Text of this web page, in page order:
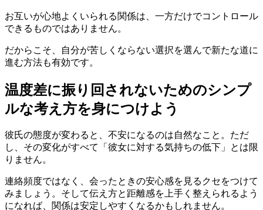
お互いが心地よくいられる関係は、一方だけでコントロール
できるものではありません。
だからこそ、自分が苦しくならない選択を選んで新たな道に
進む方法も有効です。
温度差に振り回されないためのシンプ
ルな考え方を身につけよう
彼氏の態度が変わると、不安になるのは自然なこと。ただ
し、その変化がすべて「彼女に対する気持ちの低下」とは限
りません。
連絡頻度ではなく、会ったときの安心感を見るクセをつけて
みましょう。そして伝え方と距離感を上手く整えられるよう
になれば、関係は安定しやすくなるかもしれません。